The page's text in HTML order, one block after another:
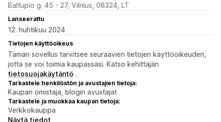
Baltupio g. 45 - 27, Vilnius, 08324, LT
Lanseerattu
12. huhtikuu 2024
Tietojen käyttöoikeus
Tämän sovellus tarvitsee seuraavien tietojen käyttöoikeuden,
jotta se voi toimia kaupassasi. Katso kehittäjän
tietosuojakäytäntö .
Tarkastele henkilöstön ja avustajien tietoja:
Kaupan omistaja, blogin avustajat
Tarkastele ja muokkaa kaupan tietoja:
Verkkokauppa
Näytä tiedot